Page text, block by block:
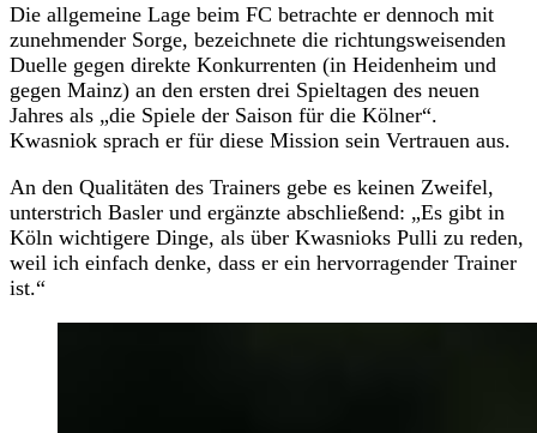
Die allgemeine Lage beim FC betrachte er dennoch mit
zunehmender Sorge, bezeichnete die richtungsweisenden
Duelle gegen direkte Konkurrenten (in Heidenheim und
gegen Mainz) an den ersten drei Spieltagen des neuen
Jahres als „die Spiele der Saison für die Kölner“.
Kwasniok sprach er für diese Mission sein Vertrauen aus.
An den Qualitäten des Trainers gebe es keinen Zweifel,
unterstrich Basler und ergänzte abschließend: „Es gibt in
Köln wichtigere Dinge, als über Kwasnioks Pulli zu reden,
weil ich einfach denke, dass er ein hervorragender Trainer
ist.“